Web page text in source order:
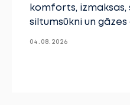
komforts,
siltumsūkni un gāzes
04.08.2026